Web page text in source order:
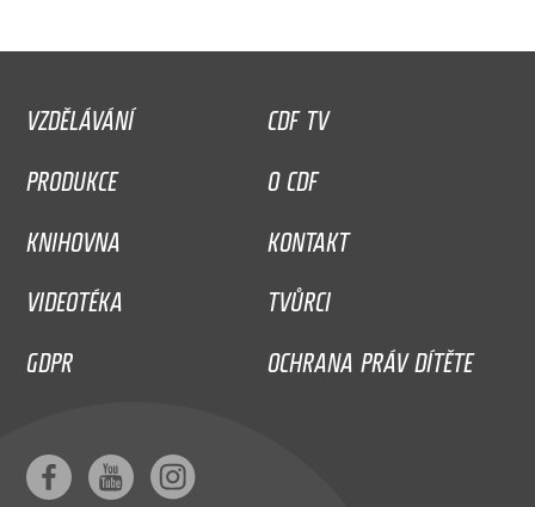
VZDĚLÁVÁNÍ
CDF TV
PRODUKCE
O CDF
KNIHOVNA
KONTAKT
VIDEOTÉKA
TVŮRCI
GDPR
OCHRANA PRÁV DÍTĚTE